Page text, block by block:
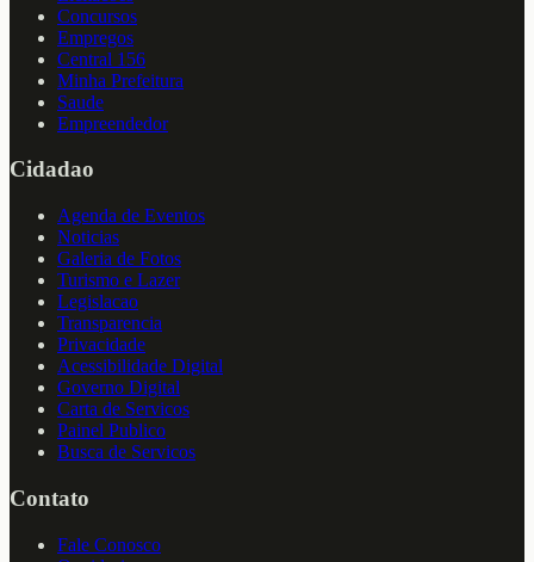
Concursos
Empregos
Central 156
Minha Prefeitura
Saude
Empreendedor
Cidadao
Agenda de Eventos
Noticias
Galeria de Fotos
Turismo e Lazer
Legislacao
Transparencia
Privacidade
Acessibilidade Digital
Governo Digital
Carta de Servicos
Painel Publico
Busca de Servicos
Contato
Fale Conosco